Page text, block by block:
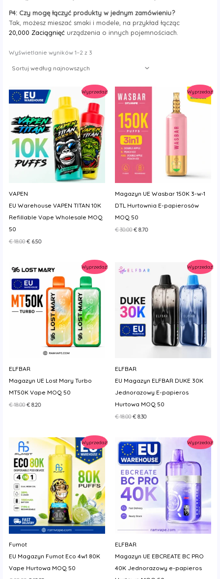
P4: Czy mogę łączyć produkty w jednym zamówieniu?
Tak, możesz mieszać smaki i modele, na przykład łącząc
20,000 Zaciągnięć urządzenia o innych pojemnościach.
Wyświetlanie wyników 1–2 z 3
Wyprzedaż!
VAPEN
EU Warehouse VAPEN TITAN 10K
Refillable Vape Wholesale MOQ
50
€18.00Pierwotna
€ 6.50Aktualna
Wyprzedaż!
Magazyn UE Wasbar 150K 3-w-1
DTL Hurtownia E-papierosów
MOQ 50
€30.00 Pierwotna
€ 8.70Aktualna
Wyprzedaż!
ELFBAR
Magazyn UE Lost Mary Turbo
MT50K Vape MOQ 50
€18.00Pierwotna
€ 8.20Aktualna
Wyprzedaż!
ELFBAR
EU Magazyn ELFBAR DUKE 30K
Jednorazowy E-papieros
Hurtowa MOQ 50
€18.00 Pierwotna
€ 8.30Aktualna
Wyprzedaż!
Fumot
EU Magazyn Fumot Eco 4w1 80K
Vape Hurtowa MOQ 50
Wyprzedaż!
ELFBAR
Magazyn UE EBCREATE BC PRO
40K Jednorazowy e-papieros